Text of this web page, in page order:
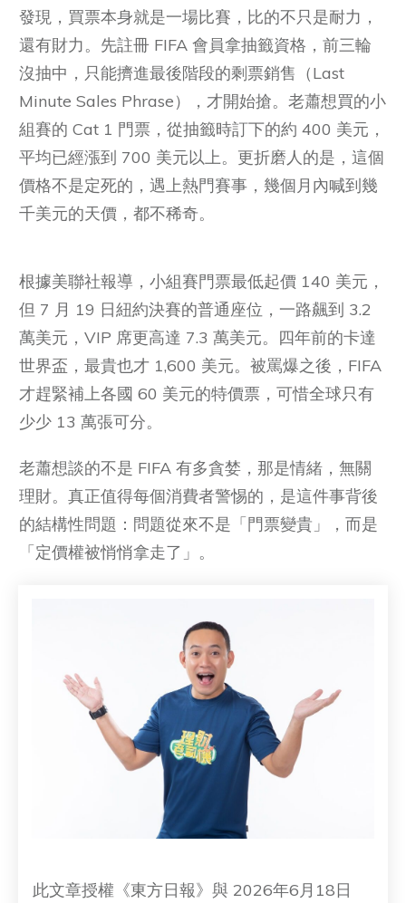
發現，買票本身就是一場比賽，比的不只是耐力，
還有財力。先註冊 FIFA 會員拿抽籤資格，前三輪
沒抽中，只能擠進最後階段的剩票銷售（Last
Minute Sales Phrase），才開始搶。老蕭想買的小
組賽的 Cat 1 門票，從抽籤時訂下的約 400 美元，
平均已經漲到 700 美元以上。更折磨人的是，這個
價格不是定死的，遇上熱門賽事，幾個月內喊到幾
千美元的天價，都不稀奇。
根據美聯社報導，小組賽門票最低起價 140 美元，
但 7 月 19 日紐約決賽的普通座位，一路飆到 3.2
萬美元，VIP 席更高達 7.3 萬美元。四年前的卡達
世界盃，最貴也才 1,600 美元。被罵爆之後，FIFA
才趕緊補上各國 60 美元的特價票，可惜全球只有
少少 13 萬張可分。
老蕭想談的不是 FIFA 有多貪婪，那是情緒，無關
理財。真正值得每個消費者警惕的，是這件事背後
的結構性問題：問題從來不是「門票變貴」，而是
「定價權被悄悄拿走了」。
此文章授權《東方日報》與 2026年6月18日